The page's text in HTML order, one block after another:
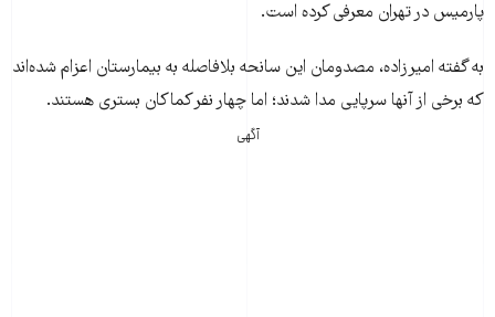
پارمیس در تهران معرفی کرده است.
به گفته امیرزاده، مصدومان این سانحه بلافاصله به بیمارستان اعزام شده‌‌اند
که برخی از آنها سرپایی مدا شدند؛ اما چهار نفر کماکان بستری هستند.
آگهی